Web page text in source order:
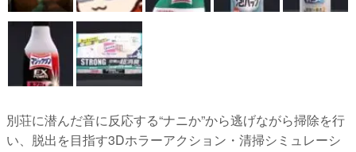
別荘に潜んだ音に反応する“ナニか”から逃げながら掃除を行
い、脱出を目指す3Dホラーアクション・清掃シミュレーシ